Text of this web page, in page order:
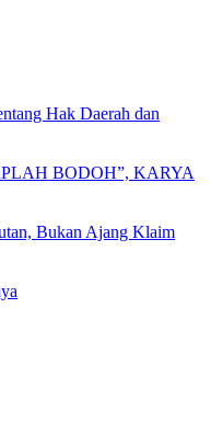
Hak Daerah dan
BODOH”, KARYA
Bukan Ajang Klaim